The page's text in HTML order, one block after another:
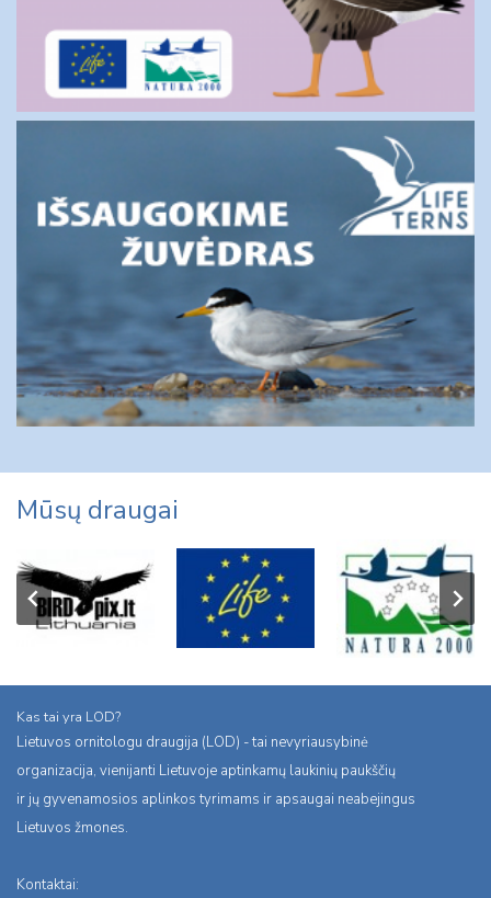
Mūsų draugai
Kas tai yra LOD?
Lietuvos ornitologu draugija (LOD) - tai nevyriausybinė
organizacija, vienijanti Lietuvoje aptinkamų laukinių paukščių
ir jų gyvenamosios aplinkos tyrimams ir apsaugai neabejingus
Lietuvos žmones.
Kontaktai: